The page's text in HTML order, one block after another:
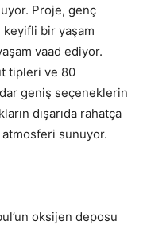
Proje, genç
bir yaşam
vaad ediyor.
tipleri ve 80
geniş seçeneklerin
dışarıda rahatça
sunuyor.
oksijen deposu